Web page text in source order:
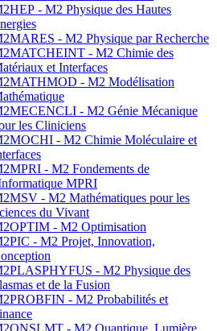
- M2 Physique des Hautes
- M2 Physique par Recherche
- M2 Chimie des
et Interfaces
- M2 Modélisation
- M2 Génie Mécanique
les Cliniciens
- M2 Chimie Moléculaire et
- M2 Fondements de
MPRI
- M2 Mathématiques pour les
du Vivant
- M2 Optimisation
- M2 Projet, Innovation,
- M2 Physique des
et de la Fusion
- M2 Probabilités et
- M2 Quantique, Lumière,